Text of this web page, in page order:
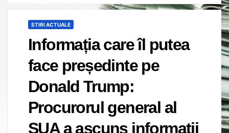
STIRI ACTUALE
Informația care îl putea
face președinte pe
Donald Trump:
Procurorul general al
SUA a ascuns informații